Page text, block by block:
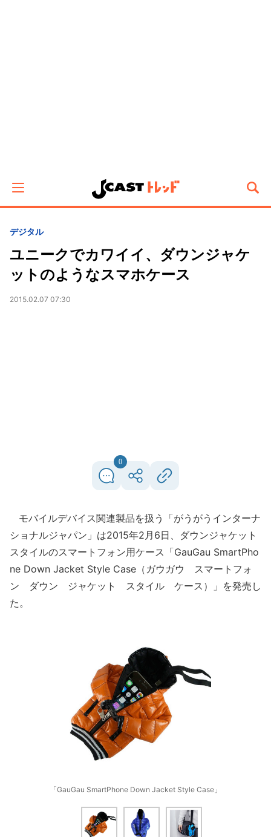
デジタル
ユニークでカワイイ、ダウンジャケ
ットのようなスマホケース
2015.02.07 07:30
0
モバイルデバイス関連製品を扱う「がうがうインターナ
ショナルジャパン」は2015年2月6日、ダウンジャケット
スタイルのスマートフォン用ケース「GauGau SmartPho
ne Down Jacket Style Case（ガウガウ スマートフォ
ン ダウン ジャケット スタイル ケース）」を発売し
た。
「GauGau SmartPhone Down Jacket Style Case」